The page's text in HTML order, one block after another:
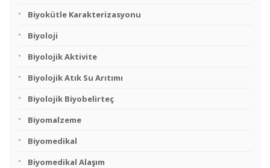
Biyokütle Karakterizasyonu
Biyoloji
Biyolojik Aktivite
Biyolojik Atık Su Arıtımı
Biyolojik Biyobelirteç
Biyomalzeme
Biyomedikal
Biyomedikal Alaşım